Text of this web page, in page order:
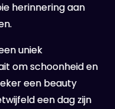
herinnering aan
uniek
om schoonheid en
een beauty
een dag zijn